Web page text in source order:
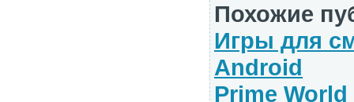
Похожие
Игры для
Android
Prime